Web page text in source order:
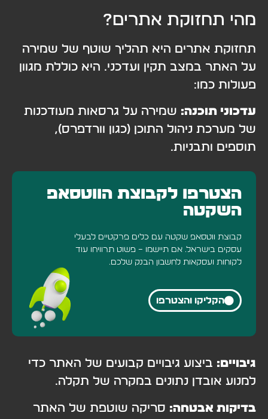
מהי תחזוקת אתרים?
תחזוקת אתרים היא תהליך שוטף של שמירה
על האתר במצב תקין ועדכני. היא כוללת מגוון
פעולות כמו:
עדכוני תוכנה: שמירה על גרסאות מעודכנות
של מערכת ניהול התוכן (כגון וורדפרס),
תוספים ותבניות.
הצטרפו לקבוצת הווטסאפ
השקטה
קבוצת ווטסאפ שקטה עם כלים פרקטיים לבעלי
עסקים בישראל. אם תיישמו – פשוט תרוויחו עוד
לקוחות ועסקאות לחשבון הבנק שלכם.
הקליקו והצטרפו
גיבויים: ביצוע גיבויים קבועים של האתר כדי
למנוע אובדן נתונים במקרה של תקלה.
בדיקות אבטחה: סריקה שוטפת של האתר